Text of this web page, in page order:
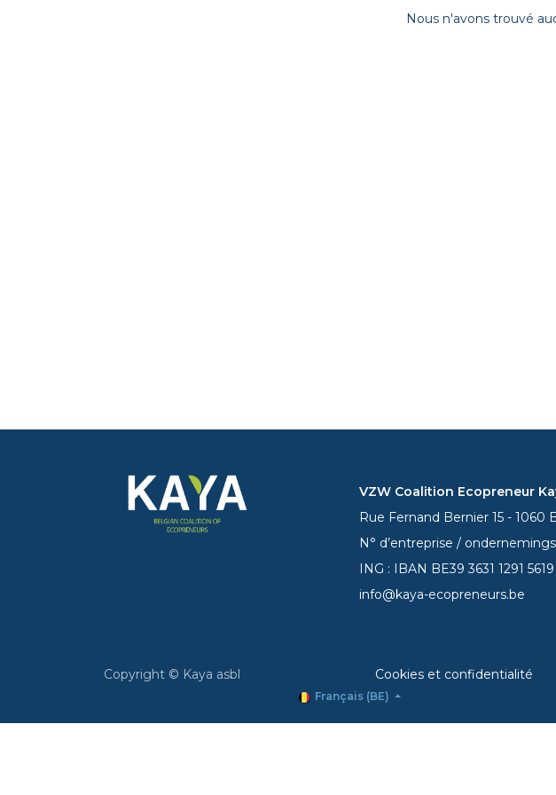
Nous n'avons trouvé
VZW Coalition Ecopreneur
Rue Fernand Bernier 15 - 1060
N° d’entreprise /
ING : IBAN BE393631 1291 5619
info@kaya-ecopreneurs.be
Copyright © Kaya asbl Cookies et confidentialité
Français (BE)